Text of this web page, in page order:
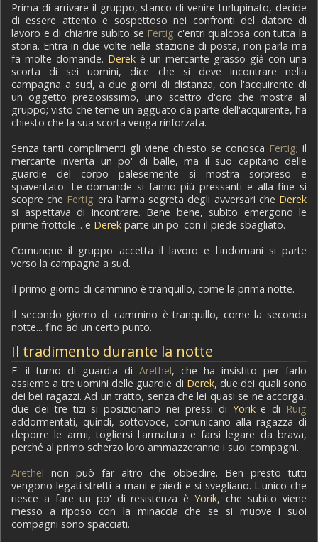
Prima di arrivare il gruppo, stanco di venire turlupinato, decide
di essere attento e sospettoso nei confronti del datore di
lavoro e di chiarire subito se Fertig c'entri qualcosa con tutta la
storia. Entra in due volte nella stazione di posta, non parla ma
fa molte domande. Derek è un mercante grasso già con una
scorta di sei uomini, dice che si deve incontrare nella
campagna a sud, a due giorni di distanza, con l'acquirente di
un oggetto preziosissimo, uno scettro d'oro che mostra al
gruppo; visto che teme un agguato da parte dell'acquirente, ha
chiesto che la sua scorta venga rinforzata.
Senza tanti complimenti gli viene chiesto se conosca Fertig; il
mercante inventa un po' di balle, ma il suo capitano delle
guardie del corpo palesemente si mostra sorpreso e
spaventato. Le domande si fanno più pressanti e alla fine si
scopre che Fertig era l'arma segreta degli avversari che Derek
si aspettava di incontrare. Bene bene, subito emergono le
prime frottole... e Derek parte un po' con il piede sbagliato.
Comunque il gruppo accetta il lavoro e l'indomani si parte
verso la campagna a sud.
Il primo giorno di cammino è tranquillo, come la prima notte.
Il secondo giorno di cammino è tranquillo, come la seconda
notte... fino ad un certo punto.
Il tradimento durante la notte
E' il turno di guardia di Arethel, che ha insistito per farlo
assieme a tre uomini delle guardie di Derek, due dei quali sono
dei bei ragazzi. Ad un tratto, senza che lei quasi se ne accorga,
due dei tre tizi si posizionano nei pressi di Yorike di Ruig
addormentati, quindi, sottovoce, comunicano alla ragazza di
deporre le armi, togliersi l'armatura e farsi legare da brava,
perché al primo scherzo loro ammazzeranno i suoi compagni.
Arethel non può far altro che obbedire. Ben presto tutti
vengono legati stretti a mani e piedi e si svegliano. L'unico che
riesce a fare un po' di resistenza èYorik, che subito viene
messo a riposo con la minaccia che se si muove i suoi
compagni sono spacciati.